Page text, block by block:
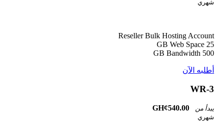
شهري
Reseller Bulk Hosting Account
25 GB Web Space
500 GB Bandwidth
أطلبه الآن
WR-3
يبدأ من GH¢540.00
شهري